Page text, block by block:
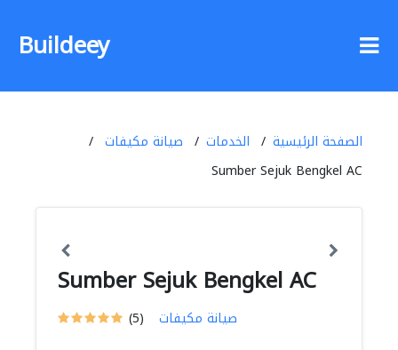
Buildeey
الصفحة الرئيسية الخدمات
صيانة مكيفات
Sumber Sejuk Bengkel AC
Sumber Sejuk Bengkel AC
(5) صيانة مكيفات